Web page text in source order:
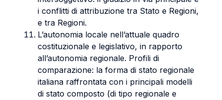
i conflitti di attribuzione tra Stato e Regioni,
e tra Regioni.
L’autonomia locale nell’attuale quadro
costituzionale e legislativo, in rapporto
all’autonomia regionale. Profili di
comparazione: la forma di stato regionale
italiana raffrontata con i principali modelli
di stato composto (di tipo regionale e